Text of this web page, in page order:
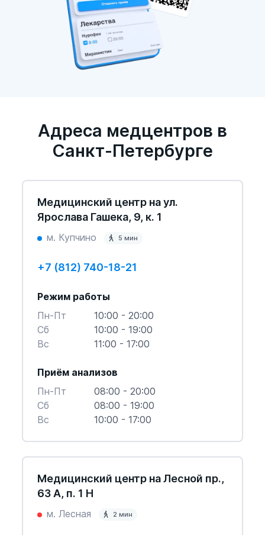
Адреса медцентров в
Санкт-Петербурге
Медицинский центр на ул.
Ярослава Гашека, 9, к. 1
м. Купчино 5 мин
+7 (812) 740-18-21
Режим работы
Пн-Пт
10:00 - 20:00
Cб
10:00 - 19:00
Вс
11:00 - 17:00
Приём анализов
Пн-Пт
08:00 - 20:00
Cб
08:00 - 19:00
Вс
10:00 - 17:00
Медицинский центр на Лесной пр.,
63 А, п. 1 Н
м. Лесная 2 мин